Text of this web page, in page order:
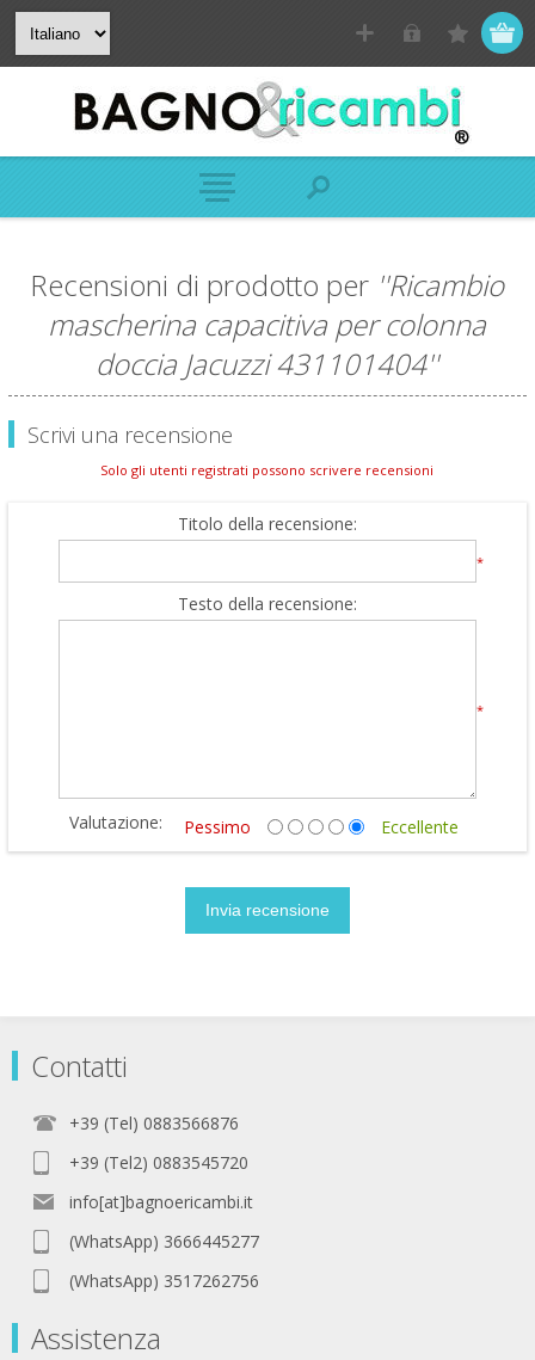
Recensioni di prodotto per Ricambio
mascherina capacitiva per colonna
doccia Jacuzzi 431101404
Scrivi una recensione
Solo gli utenti registrati possono scrivere recensioni
Titolo della recensione:
*
Testo della recensione:
*
Valutazione: Pessimo Eccellente
Contatti
+39 (Tel) 0883566876
+39 (Tel2) 0883545720
info[at]bagnoericambi.it
(WhatsApp) 3666445277
(WhatsApp) 3517262756
Assistenza